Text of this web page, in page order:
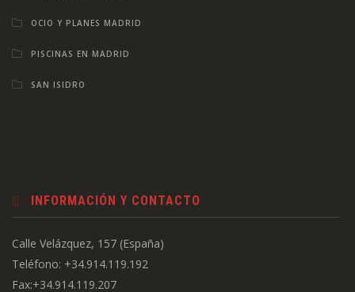
OCIO Y PLANES MADRID
PISCINAS EN MADRID
SAN ISIDRO
INFORMACIÓN Y CONTACTO
Calle Velázquez, 157 (España)
Teléfono: +34.914.119.192
Fax:+34.914.119.207